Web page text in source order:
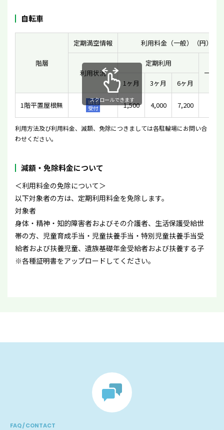
自転車
階層
定期満空情報 利用料金（一般）（円）
利用状況
定期利用
一時
1ヶ月
3ヶ月 6ヶ月
1階平置屋根無
WEB
受付
1,500 4,000 7,200
スクロールできます
利用方法及び利用料金、減額、免除につきましては各駐輪場にお問い合
わせください。
減額・免除料金について
＜利用料金の免除について＞
以下対象者の方は、定期利用料金を免除します。
対象者
身体・精神・知的障害者およびその介護者、生活保護受給世
帯の方、児童育成手当・児童扶養手当・特別児童扶養手当受
給者および扶養児童、遺族基礎年金受給者および扶養する子
※各種証明書をアップロードしてください。
FAQ / CONTACT